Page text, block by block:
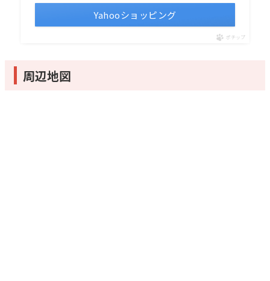
Yahooショッピング
ポチップ
周辺地図